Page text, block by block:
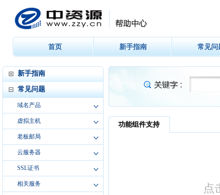
首页 新手指南 常见问
新手指南
常见问题
域名产品
虚拟主机
老板邮局
云服务器
SSL证书
相关服务